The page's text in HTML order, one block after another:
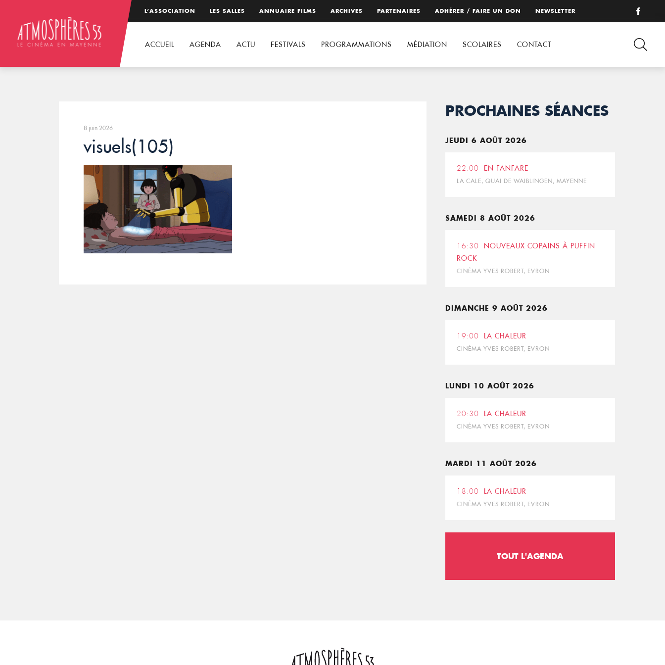
L’ASSOCIATION LES SALLES ANNUAIRE FILMS ARCHIVES PARTENAIRES ADHÉRER / FAIRE UN DON NEWSLETTER
ACCUEIL AGENDA ACTU FESTIVALS PROGRAMMATIONS MÉDIATION SCOLAIRES CONTACT
8 juin 2026
visuels(105)
PROCHAINES SÉANCES
JEUDI 6 AOÛT 2026
22:00 EN FANFARE
LA CALE, QUAI DE WAIBLINGEN, MAYENNE
SAMEDI 8 AOÛT 2026
16:30
NOUVEAUX COPAINS À PUFFIN
ROCK
CINÉMA YVES ROBERT, EVRON
DIMANCHE 9 AOÛT 2026
19:00 LA CHALEUR
CINÉMA YVES ROBERT, EVRON
LUNDI 10 AOÛT 2026
20:30 LA CHALEUR
CINÉMA YVES ROBERT, EVRON
MARDI 11 AOÛT 2026
18:00 LA CHALEUR
CINÉMA YVES ROBERT, EVRON
TOUT L'AGENDA